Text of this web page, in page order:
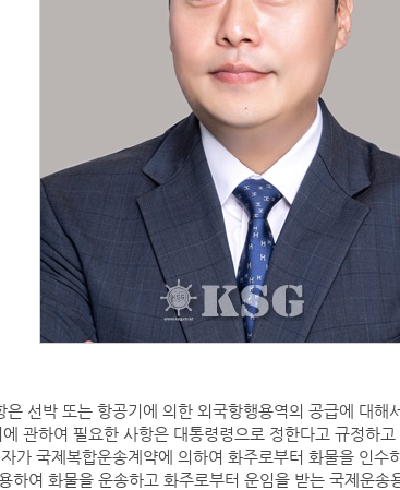
선박 또는 항공기에 의한 외국항행용역의 공급에 대해
관하여 필요한 사항은 대통령령으로 정한다고 규정하
가 국제복합운송계약에 의하여 화주로부터 화물을 인수
하여 화물을 운송하고 화주로부터 운임을 받는 국제운송